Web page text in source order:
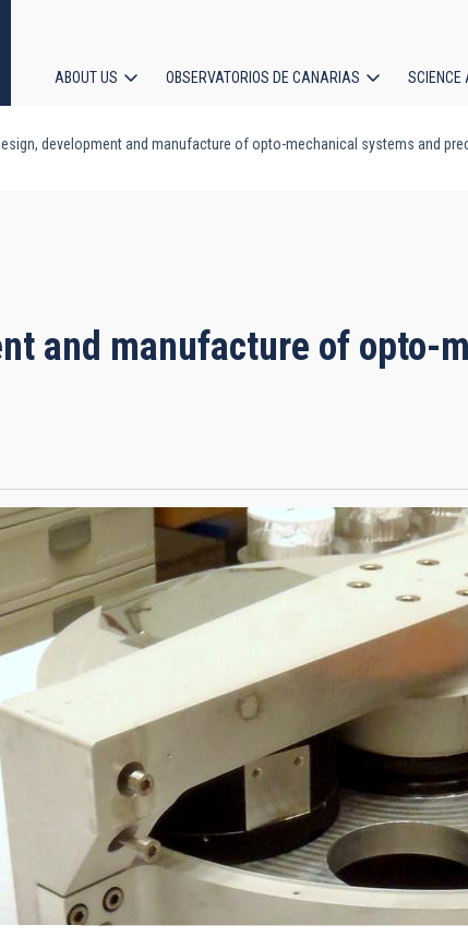
navigation
ABOUT US OBSERVATORIOS DE CANARIAS SCIENCE
development and manufacture of opto-mechanical systems and
and manufacture of opto-